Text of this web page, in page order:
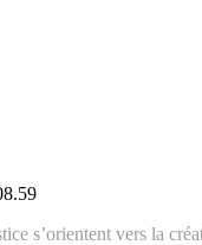
s’orientent vers la